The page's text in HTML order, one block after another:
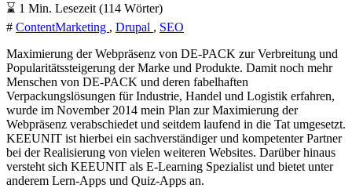
⌛ 1 Min. Lesezeit (114 Wörter)
# ContentMarketing , Drupal , SEO
Maximierung der Webpräsenz von DE-PACK zur Verbreitung und
Popularitätssteigerung der Marke und Produkte. Damit noch mehr
Menschen von DE-PACK und deren fabelhaften
Verpackungslösungen für Industrie, Handel und Logistik erfahren,
wurde im November 2014 mein Plan zur Maximierung der
Webpräsenz verabschiedet und seitdem laufend in die Tat umgesetzt.
KEEUNIT ist hierbei ein sachverständiger und kompetenter Partner
bei der Realisierung von vielen weiteren Websites. Darüber hinaus
versteht sich KEEUNIT als E-Learning Spezialist und bietet unter
anderem Lern-Apps und Quiz-Apps an.